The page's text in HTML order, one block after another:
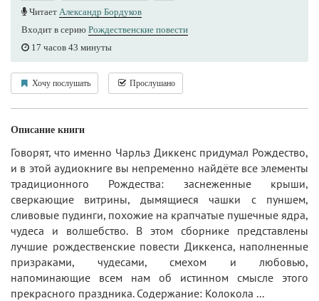
Читает Александр Бордуков
Входит в серию Рождественские повести
17 часов 43 минуты
Хочу послушать Прослушано
Описание книги
Говорят, что именно Чарльз Диккенс придумал Рождество,
и в этой аудиокниге вы непременно найдёте все элементы
традиционного Рождества: заснеженные крыши,
сверкающие витрины, дымящиеся чашки с пуншем,
сливовые пудинги, похожие на крапчатые пушечные ядра,
чудеса и волшебство. В этом сборнике представлены
лучшие рождественские повести Диккенса, наполненные
призраками, чудесами, смехом и любовью,
напоминающие всем нам об истинном смысле этого
прекрасного праздника. Содержание: Колокола ...